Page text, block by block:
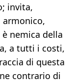
invita,
nemica della
a tutti i costi,
di questa
contrario di